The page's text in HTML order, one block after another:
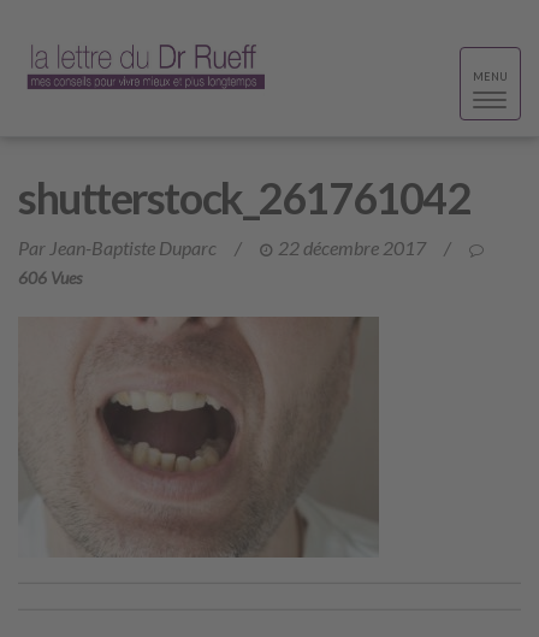
Toggle
MENU
shutterstock_261761042
Par Jean-Baptiste Duparc / 22 décembre 2017 /
606 Vues